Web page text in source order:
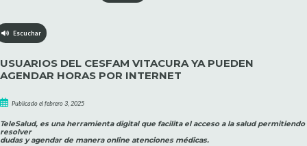
Escuchar
USUARIOS DEL CESFAM VITACURA YA PUEDEN
AGENDAR HORAS POR INTERNET
Publicado el febrero 3, 2025
TeleSalud, es una herramienta digital que facilita el acceso a la salud permitiendo
resolver
dudas y agendar de manera online atenciones médicas.